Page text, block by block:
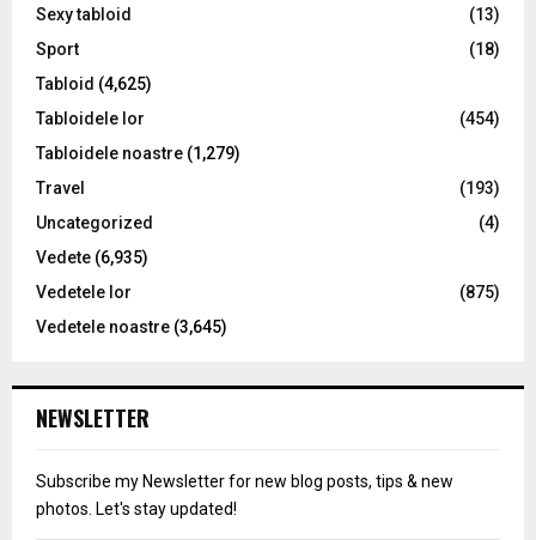
Sexy tabloid
(13)
Sport
(18)
Tabloid (4,625)
Tabloidele lor
(454)
Tabloidele noastre (1,279)
Travel
(193)
Uncategorized
(4)
Vedete (6,935)
Vedetele lor
(875)
Vedetele noastre (3,645)
NEWSLETTER
Subscribe my Newsletter for new blog posts, tips & new
photos. Let's stay updated!